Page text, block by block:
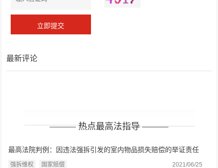
最新评论
——— 热点最高法指导 ———
最高法院判例：因违法强拆引发的室内物品损失赔偿的举证责任
强拆维权 国家赔偿 2021/06/25